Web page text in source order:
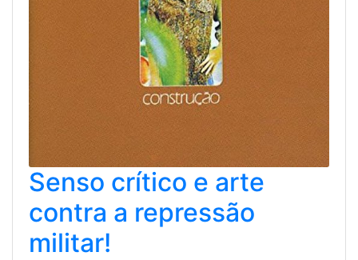
Senso crítico e arte
contra a repressão
militar!